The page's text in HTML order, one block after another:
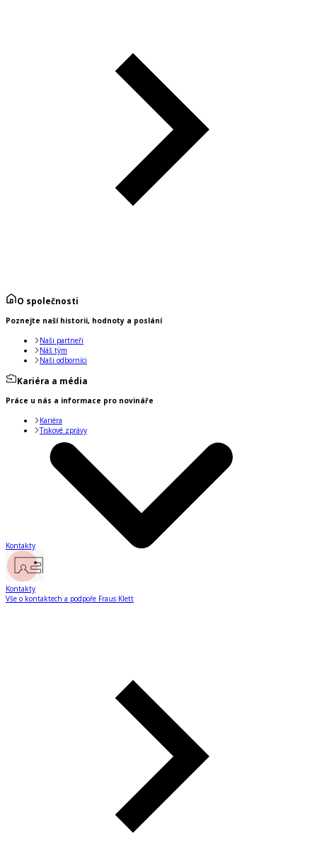
O společnosti
Poznejte naší historii, hodnoty a poslání
Naši partneři
Náš tým
Naši odborníci
Kariéra a média
Práce u nás a informace pro novináře
Kariéra
Tiskové zprávy
Kontakty
Kontakty
Vše o kontaktech a podpoře Fraus Klett